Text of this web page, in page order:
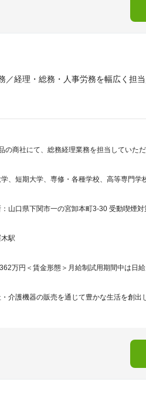
／経理・総務・人事労務を幅広く担
の商社にて、総務経理業務を担当していた
、短期大学、専修・各種学校、高等専門学
山口県下関市一の宮卸本町3-30 受動喫煙対
駅
万円＜賃金形態＞月給制試用期間中は日
介護機器の販売を通じて豊かな生活を創